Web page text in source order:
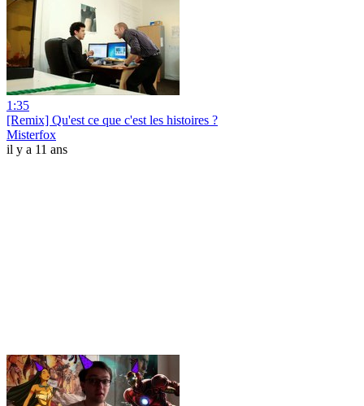
1:35
[Remix] Qu'est ce que c'est les histoires ?
Misterfox
il y a 11 ans